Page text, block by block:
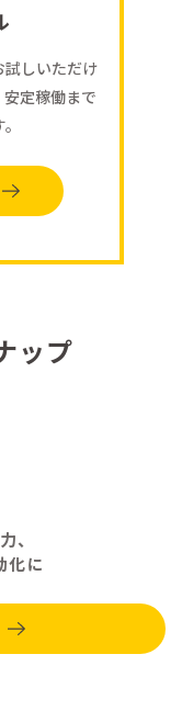
しいただけ
定稼働まで
ップ
、
化に